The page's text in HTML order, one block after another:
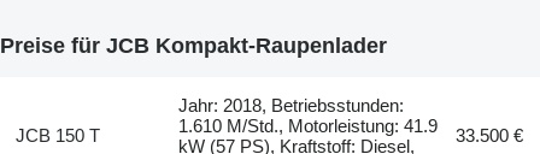
Preise für JCB Kompakt-Raupenlader
JCB 150 T
Jahr: 2018, Betriebsstunden:
1.610 M/Std., Motorleistung: 41.9
kW (57 PS), Kraftstoff: Diesel,
33.500 €